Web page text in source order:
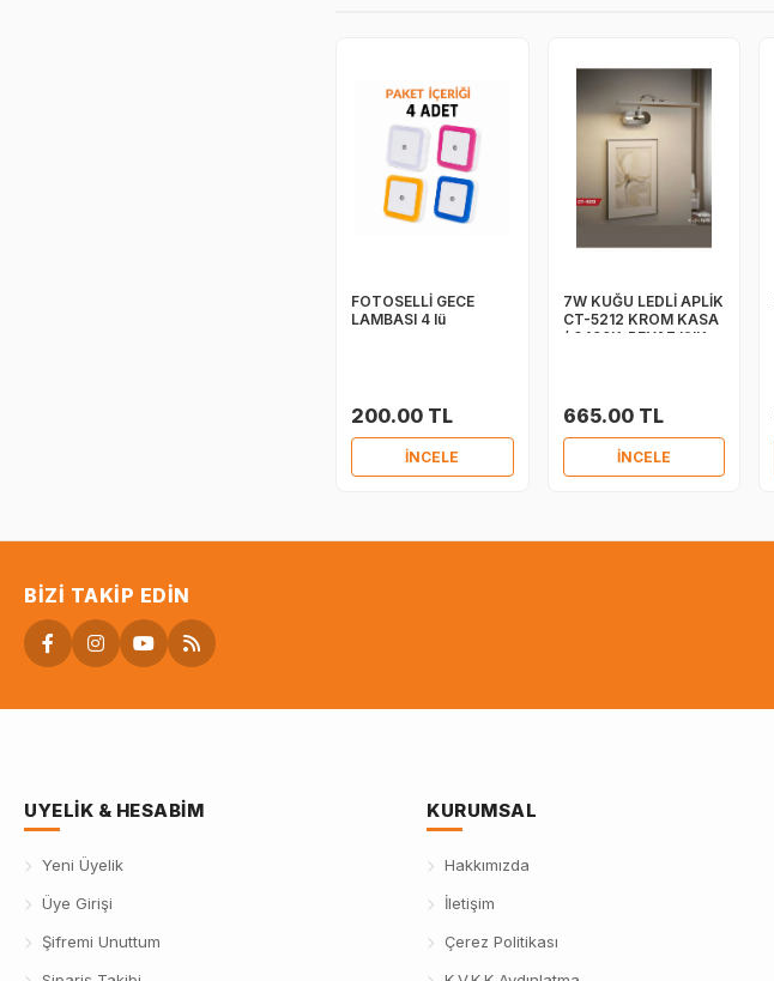
FOTOSELLİ GECE
LAMBASI 4 lü
200.00 TL
İNCELE
7W KUĞU LEDLİ APLİK
CT-5212 KROM KASA
/ 6400K-BEYAZ IŞIK
665.00 TL
İNCELE
BIZI TAKIP EDIN
UYELIK & HESABIM
Yeni Üyelik
Üye Girişi
Şifremi Unuttum
KURUMSAL
Hakkımızda
İletişim
Çerez Politikası